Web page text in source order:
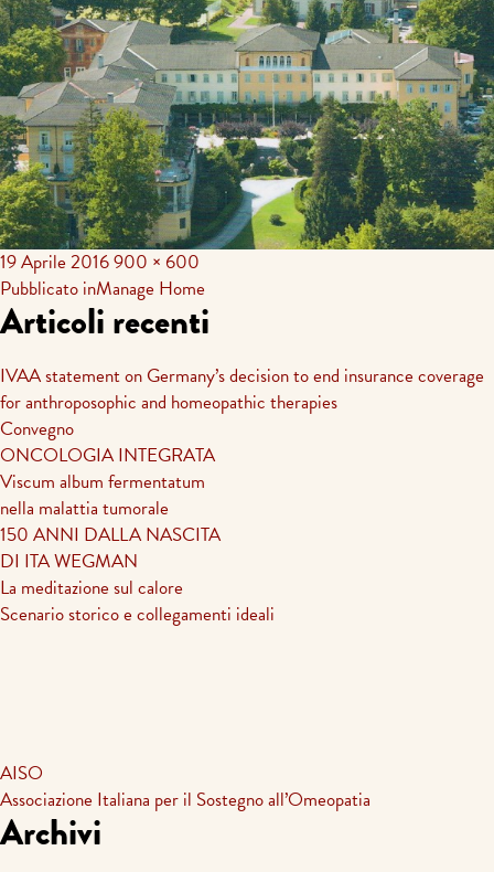
19 Aprile 2016900 × 600
Navigazione
articoli
Pubblicato inManage Home
Articoli recenti
IVAA statement on Germany’s decision to end insurance coverage
for anthroposophic and homeopathic therapies
Convegno
ONCOLOGIA INTEGRATA
Viscum album fermentatum
nella malattia tumorale
150 ANNI DALLA NASCITA
DI ITA WEGMAN
La meditazione sul calore
Scenario storico e collegamenti ideali
AISO
Associazione Italiana per il Sostegno all’Omeopatia
Archivi